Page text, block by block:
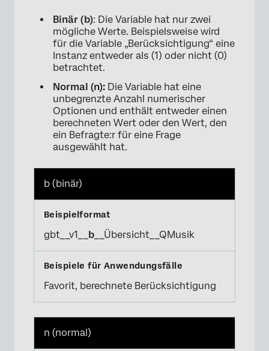
×
Binär (b): Die Variable hat nur zwei
mögliche Werte. Beispielsweise wird
für die Variable „Berücksichtigung“ eine
Instanz entweder als (1) oder nicht (0)
betrachtet.
Normal (n): Die Variable hat eine
unbegrenzte Anzahl numerischer
Optionen und enthält entweder einen
berechneten Wert oder den Wert, den
ein Befragte:r für eine Frage
ausgewählt hat.
b (binär)
gbt__v1__ b __Übersicht__QMusik
Favorit, berechnete Berücksichtigung
n (normal)